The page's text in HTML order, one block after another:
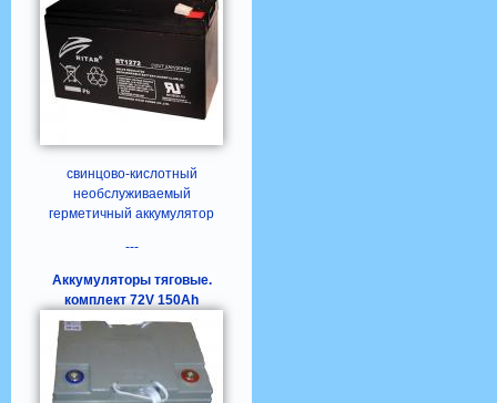
свинцово-кислотный
необслуживаемый
герметичный аккумулятор
---
Аккумуляторы тяговые.
комплект 72V 150Ah